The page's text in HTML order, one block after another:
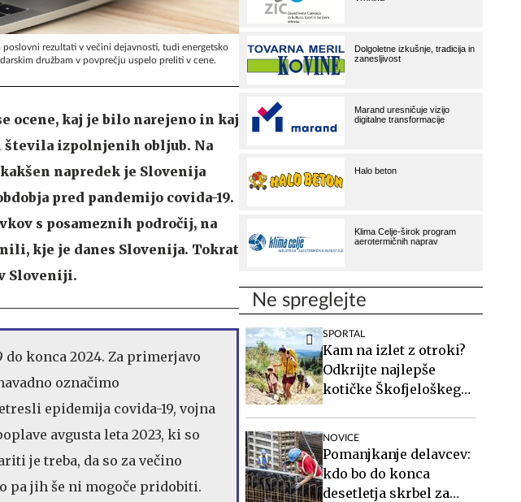
rezultati v večini dejavnosti, tudi energetsko
družbam v povprečju uspelo preliti v cene.
ocene, kaj je bilo narejeno in kaj
izpolnjenih obljub. Na
napredek je Slovenija
pred pandemijo covida-19.
s posameznih področij, na
kje je danes Slovenija. Tokrat
Sloveniji.
do konca 2024. Za primerjavo
označimo
epidemija covida-19, vojna
avgusta leta 2023, ki so
je treba, da so za večino
pa jih še ni mogoče pridobiti.
Ne spreglejte
SPORTAL
Kam na izlet z otroki?
Odkrijte najlepše
kotičke Škofjeloškega
NOVICE
Pomanjkanje delavcev:
kdo bo do konca
desetletja skrbel za